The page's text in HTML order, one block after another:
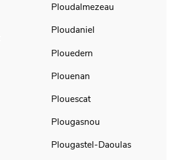
Ploudalmezeau
Ploudaniel
Plouedern
Plouenan
Plouescat
Plougasnou
Plougastel-Daoulas